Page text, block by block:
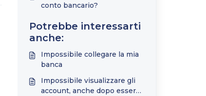
conto bancario?
Potrebbe interessarti
anche:
Impossibile collegare la mia
banca
Impossibile visualizzare gli
account, anche dopo essersi